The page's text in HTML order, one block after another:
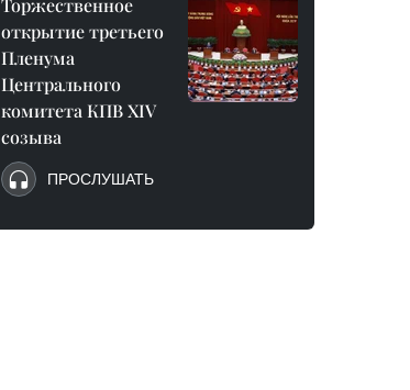
Торжественное
открытие третьего
Пленума
Центрального
комитета КПВ XIV
созыва
ПРОСЛУШАТЬ